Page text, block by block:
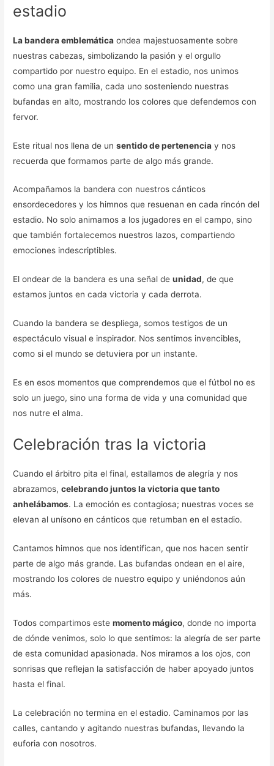
estadio
La bandera emblemática ondea majestuosamente sobre
nuestras cabezas, simbolizando la pasión y el orgullo
compartido por nuestro equipo. En el estadio, nos unimos
como una gran familia, cada uno sosteniendo nuestras
bufandas en alto, mostrando los colores que defendemos con
fervor.
Este ritual nos llena de unsentido de pertenencia y nos
recuerda que formamos parte de algo más grande.
Acompañamos la bandera con nuestros cánticos
ensordecedores y los himnos que resuenan en cada rincón del
estadio. No solo animamos a los jugadores en el campo, sino
que también fortalecemos nuestros lazos, compartiendo
emociones indescriptibles.
El ondear de la bandera es una señal deunidad, de que
estamos juntos en cada victoria y cada derrota.
Cuando la bandera se despliega, somos testigos de un
espectáculo visual e inspirador. Nos sentimos invencibles,
como si el mundo se detuviera por un instante.
Es en esos momentos que comprendemos que el fútbol no es
solo un juego, sino una forma de vida y una comunidad que
nos nutre el alma.
Celebración tras la victoria
Cuando el árbitro pita el final, estallamos de alegría y nos
abrazamos,celebrando juntos la victoria que tanto
anhelábamos. La emoción es contagiosa; nuestras voces se
elevan al unísono en cánticos que retumban en el estadio.
Cantamos himnos que nos identifican, que nos hacen sentir
parte de algo más grande. Las bufandas ondean en el aire,
mostrando los colores de nuestro equipo y uniéndonos aún
más.
Todos compartimos estemomento mágico, donde no importa
de dónde venimos, solo lo que sentimos: la alegría de ser parte
de esta comunidad apasionada. Nos miramos a los ojos, con
sonrisas que reflejan la satisfacción de haber apoyado juntos
hasta el final.
La celebración no termina en el estadio. Caminamos por las
calles, cantando y agitando nuestras bufandas, llevando la
euforia con nosotros.